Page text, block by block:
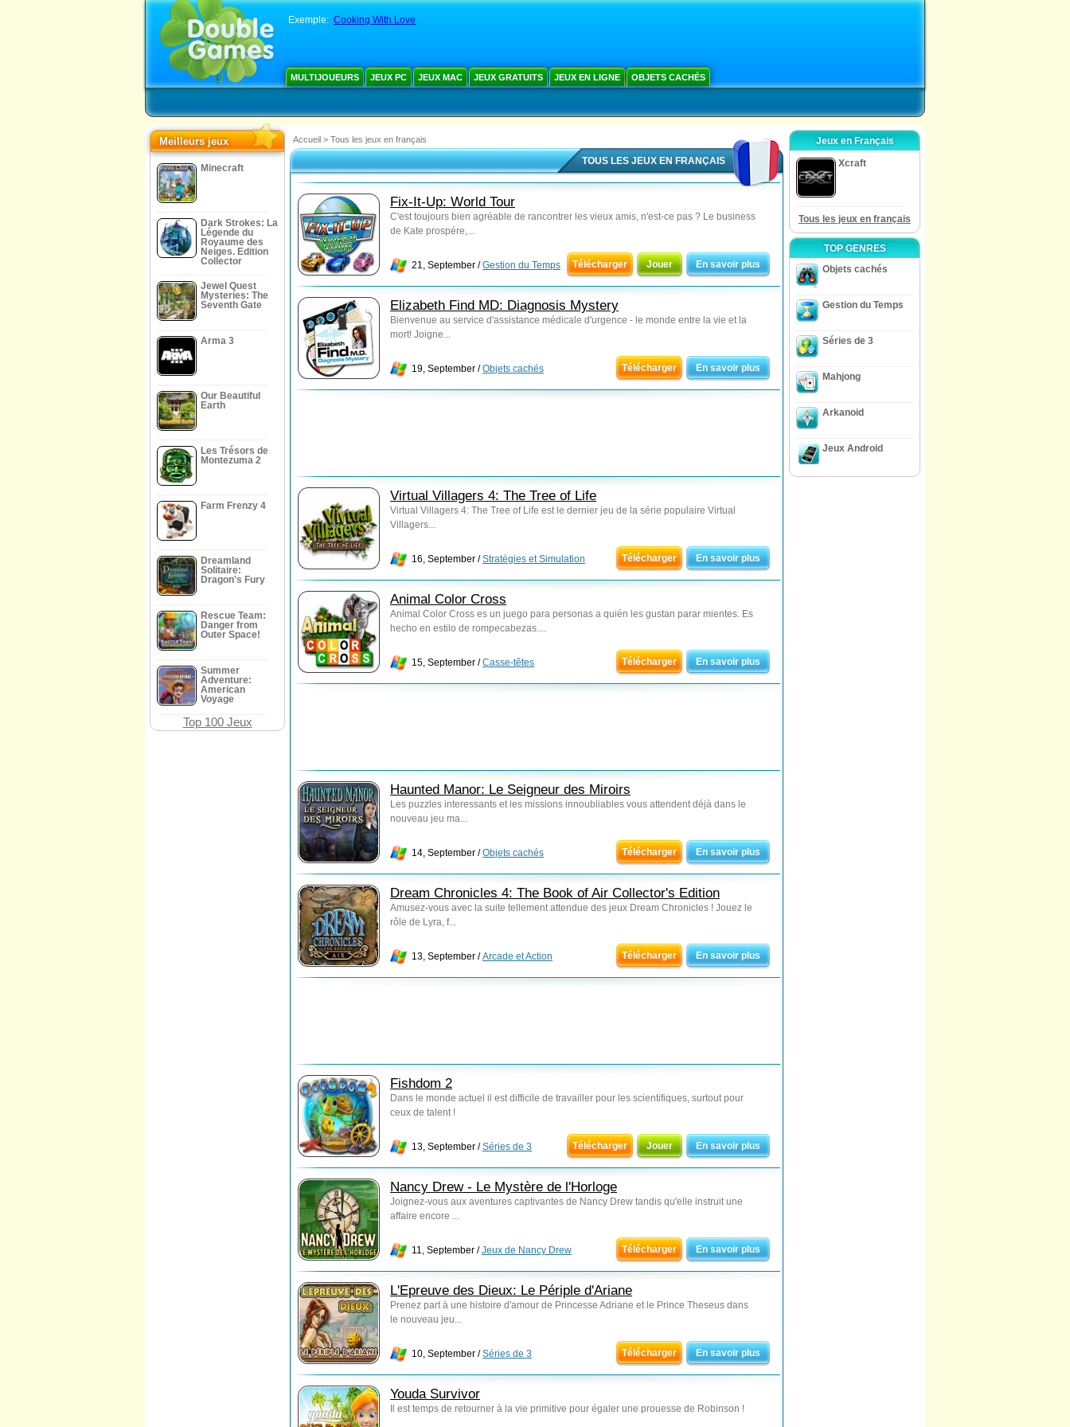
Exemple: Cooking With Love
MULTIJOUEURS JEUX PC JEUX MAC JEUX GRATUITS JEUX EN LIGNE OBJETS CACHÉS
Meilleurs jeux
Minecraft
Dark Strokes: La
Légende du
Royaume des
Neiges. Edition
Collector
Jewel Quest
Mysteries: The
Seventh Gate
Arma 3
Our Beautiful
Earth
Les Trésors de
Montezuma 2
Farm Frenzy 4
Dreamland
Solitaire:
Dragon's Fury
Rescue Team:
Danger from
Outer Space!
Summer
Adventure:
American
Voyage
Top 100 Jeux
Accueil > Tous les jeux en français
TOUS LES JEUX EN FRANÇAIS
Fix-It-Up: World Tour
C'est toujours bien agréable de rancontrer les vieux amis, n'est-ce pas ? Le business
de Kate prospére,...
21, September /Gestion du Temps Télécharger Jouer En savoir plus
Elizabeth Find MD: Diagnosis Mystery
Bienvenue au service d'assistance médicale d'urgence - le monde entre la vie et la
mort! Joigne...
19, September /Objets cachés Télécharger En savoir plus
Virtual Villagers 4: The Tree of Life
Virtual Villagers 4: The Tree of Life est le dernier jeu de la série populaire Virtual
Villagers...
16, September /Stratégies et Simulation Télécharger En savoir plus
Animal Color Cross
Animal Color Cross es un juego para personas a quién les gustan parar mientes. Es
hecho en estilo de rompecabezas....
15, September /Casse-têtes Télécharger En savoir plus
Haunted Manor: Le Seigneur des Miroirs
Les puzzles interessants et les missions innoubliables vous attendent déjà dans le
nouveau jeu ma...
14, September /Objets cachés Télécharger En savoir plus
Dream Chronicles 4: The Book of Air Collector's Edition
Amusez-vous avec la suite tellement attendue des jeux Dream Chronicles ! Jouez le
rôle de Lyra, f...
13, September /Arcade et Action Télécharger En savoir plus
Fishdom 2
Dans le monde actuel il est difficile de travailler pour les scientifiques, surtout pour
ceux de talent !
13, September /Séries de 3 Télécharger Jouer En savoir plus
Nancy Drew - Le Mystère de l'Horloge
Joignez-vous aux aventures captivantes de Nancy Drew tandis qu'elle instruit une
affaire encore ...
11, September /Jeux de Nancy Drew Télécharger En savoir plus
L'Epreuve des Dieux: Le Périple d'Ariane
Prenez part à une histoire d'amour de Princesse Adriane et le Prince Theseus dans
le nouveau jeu...
10, September /Séries de 3 Télécharger En savoir plus
Youda Survivor
Il est temps de retourner à la vie primitive pour égaler une prouesse de Robinson !
Jeux en Français
Xcraft
Tous les jeux en français
TOP GENRES
Objets cachés
Gestion du Temps
Séries de 3
Mahjong
Arkanoid
Jeux Android